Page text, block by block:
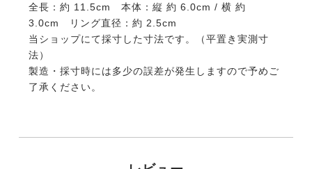
全長：約 11.5cm 本体：縦 約 6.0cm / 横 約
3.0cm リング直径：約 2.5cm
当ショップにて採寸した寸法です。（平置き実測寸
法）
製造・採寸時には多少の誤差が発生しますので予めご
了承ください。